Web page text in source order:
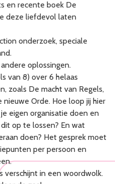
en recente boek De
deze liefdevol laten
onderzoek, speciale
oplossingen.
van 8) over 6 helaas
zoals De macht van Regels,
nieuwe Orde. Hoe loop jij hier
eigen organisatie doen en
op te lossen? En wat
doen? Het gesprek moet
per persoon en
verschijnt in een woordwolk.